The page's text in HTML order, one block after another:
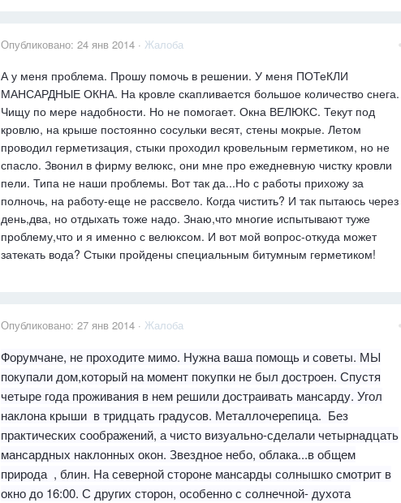
Опубликовано: 24 янв 2014 · Жалоба
А у меня проблема. Прошу помочь в решении. У меня ПОТеКЛИ
МАНСАРДНЫЕ ОКНА. На кровле скапливается большое количество снега.
Чищу по мере надобности. Но не помогает. Окна ВЕЛЮКС. Текут под
кровлю, на крыше постоянно сосульки весят, стены мокрые. Летом
проводил герметизация, стыки проходил кровельным герметиком, но не
спасло. Звонил в фирму велюкс, они мне про ежедневную чистку кровли
пели. Типа не наши проблемы. Вот так да...Но с работы прихожу за
полночь, на работу-еще не рассвело. Когда чистить? И так пытаюсь через
день,два, но отдыхать тоже надо. Знаю,что многие испытывают туже
проблему,что и я именно с велюксом. И вот мой вопрос-откуда может
затекать вода? Стыки пройдены специальным битумным герметиком!
Опубликовано: 27 янв 2014 · Жалоба
Форумчане, не проходите мимо. Нужна ваша помощь и советы. МЫ
покупали дом,который на момент покупки не был достроен. Спустя
четыре года проживания в нем решили достраивать мансарду. Угол
наклона крыши в тридцать градусов. Металлочерепица. Без
практических соображений, а чисто визуально-сделали четырнадцать
мансардных наклонных окон. Звездное небо, облака...в общем
природа , блин. На северной стороне мансарды солнышко смотрит в
окно до 16:00. С других сторон, особенно с солнечной- духота